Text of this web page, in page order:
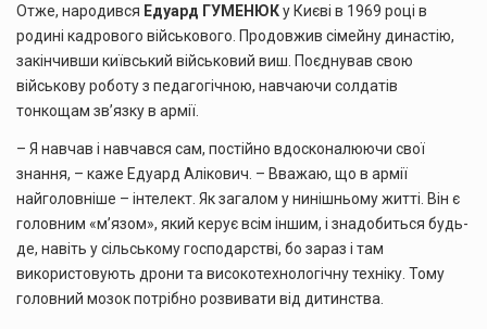
Отже, народився Едуард ГУМЕНЮКу Києві в 1969 році в
родині кадрового військового. Продовжив сімейну династію,
закінчивши київський військовий виш. Поєднував свою
військову роботу з педагогічною, навчаючи солдатів
тонкощам зв’язку в армії.
– Я навчав і навчався сам, постійно вдосконалюючи свої
знання, – каже Едуард Алікович. – Вважаю, що в армії
найголовніше – інтелект. Як загалом у нинішньому житті. Він є
головним «м’язом», який керує всім іншим, і знадобиться будь-
де, навіть у сільському господарстві, бо зараз і там
використовують дрони та високотехнологічну техніку. Тому
головний мозок потрібно розвивати від дитинства.